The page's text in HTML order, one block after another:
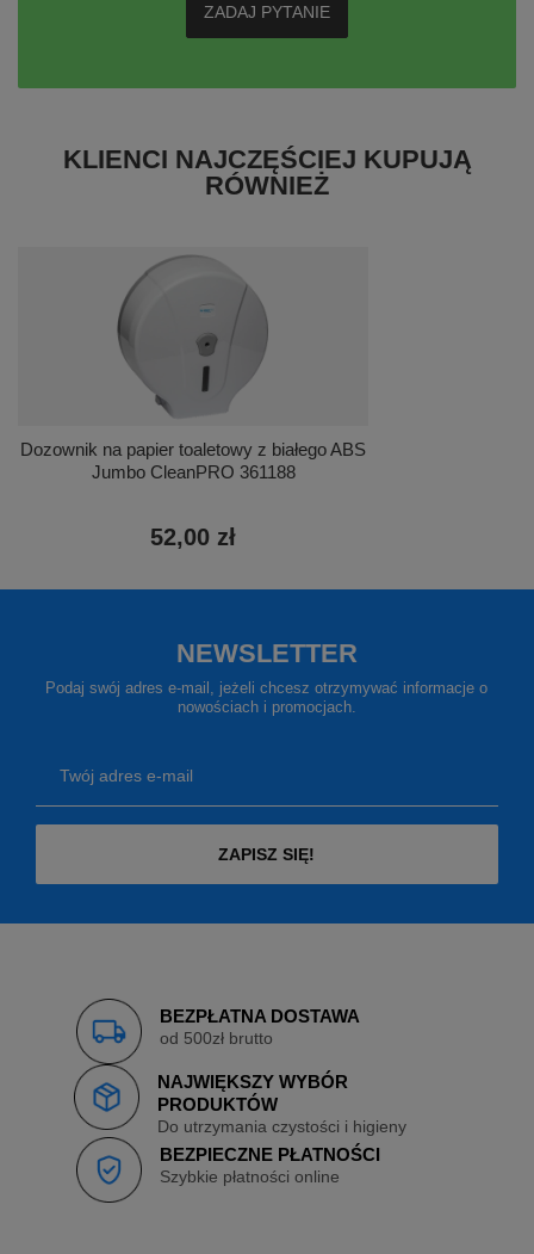
ZADAJ PYTANIE
KLIENCI NAJCZĘŚCIEJ KUPUJĄ
RÓWNIEŻ
Dozownik na papier toaletowy z białego ABS
Jumbo CleanPRO 361188
52,00 zł
NEWSLETTER
Podaj swój adres e-mail, jeżeli chcesz otrzymywać informacje o
nowościach i promocjach.
Twój adres e-mail
ZAPISZ SIĘ!
BEZPŁATNA DOSTAWA
od 500zł brutto
NAJWIĘKSZY WYBÓR
PRODUKTÓW
Do utrzymania czystości i higieny
BEZPIECZNE PŁATNOŚCI
Szybkie płatności online